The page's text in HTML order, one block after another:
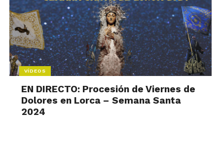
VÍDEOS
EN DIRECTO: Procesión de Viernes de
Dolores en Lorca – Semana Santa
2024